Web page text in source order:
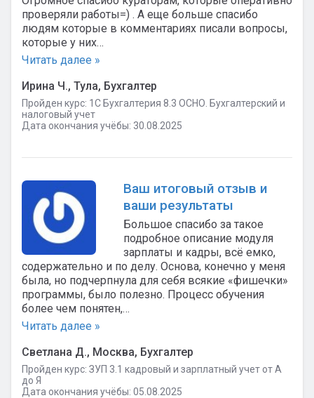
проверяли работы=) . А еще больше спасибо
людям которые в комментариях писали вопросы,
которые у них…
Читать далее »
Ирина Ч., Тула, Бухгалтер
Пройден курс: 1C Бухгалтерия 8.3 ОСНО. Бухгалтерский и
налоговый учет
Дата окончания учёбы: 30.08.2025
Ваш итоговый отзыв и
ваши результаты
Большое спасибо за такое
подробное описание модуля
зарплаты и кадры, всё емко,
содержательно и по делу. Основа, конечно у меня
была, но подчерпнула для себя всякие «фишечки»
программы, было полезно. Процесс обучения
более чем понятен,…
Читать далее »
Светлана Д., Москва, Бухгалтер
Пройден курс: ЗУП 3.1 кадровый и зарплатный учет от А
до Я
Дата окончания учёбы: 05.08.2025